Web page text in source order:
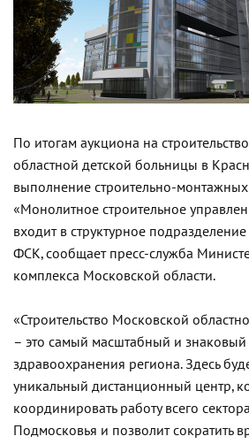
По итогам аукциона на
областной детской больницы в
выполнение строительно-
«Монолитное строительное
входит в структурное
ФСК, сообщает пресс-служба
комплекса Московской области.
«Строительство Московской
– это самый масштабный и знаковый
здравоохранения региона. Здесь
уникальный дистанционный центр,
координировать работу всего
Подмосковья и позволит сократить